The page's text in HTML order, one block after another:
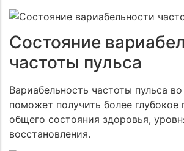
Состояние
частоты пульса
Вариабельность частоты пульса
поможет получить более глубокое
общего состояния здоровья,
восстановления.